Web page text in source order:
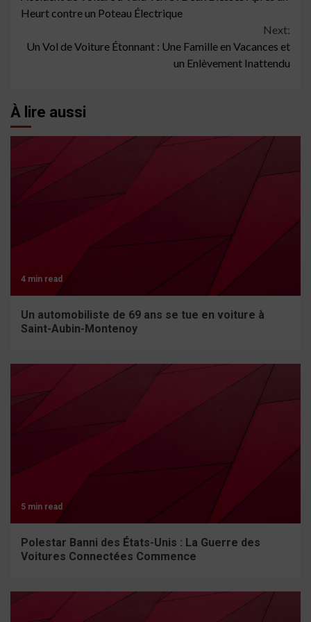
Reading
Heurt contre un Poteau Électrique
Next:
Un Vol de Voiture Étonnant : Une Famille en Vacances et
un Enlèvement Inattendu
À lire aussi
4 min read
Un automobiliste de 69 ans se tue en voiture à
Saint-Aubin-Montenoy
5 min read
Polestar Banni des États-Unis : La Guerre des
Voitures Connectées Commence